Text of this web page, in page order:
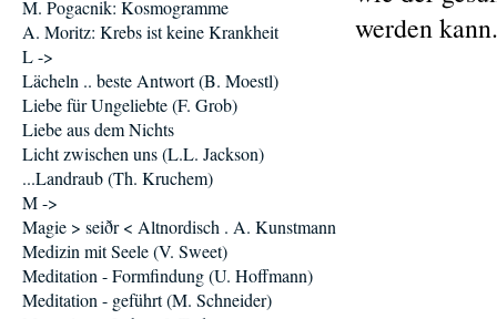
werden
M. Pogacnik: Kosmogramme
A. Moritz: Krebs ist keine Krankheit
L ->
Lächeln .. beste Antwort (B. Moestl)
Liebe für Ungeliebte (F. Grob)
Liebe aus dem Nichts
Licht zwischen uns (L.L. Jackson)
...Landraub (Th. Kruchem)
M ->
Magie > seiðr < Altnordisch . A. Kunstmann
Medizin mit Seele (V. Sweet)
Meditation - Formfindung (U. Hoffmann)
Meditation - geführt (M. Schneider)